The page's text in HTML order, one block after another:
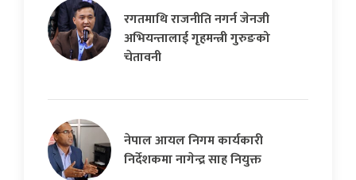
रगतमाथि राजनीति नगर्न जेनजी
अभियन्तालाई गृहमन्त्री गुरुङको
चेतावनी
नेपाल आयल निगम कार्यकारी
निर्देशकमा नागेन्द्र साह नियुक्त